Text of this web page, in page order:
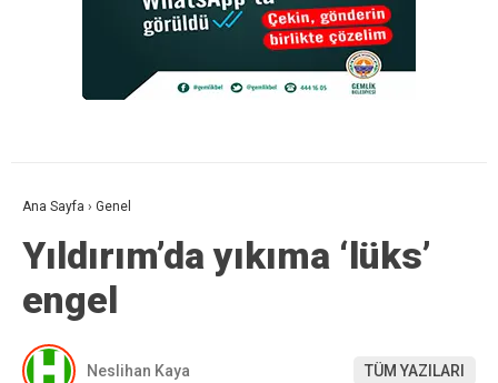
Ana Sayfa › Genel
Yıldırım’da yıkıma ‘lüks’
engel
Neslihan Kaya TÜM YAZILARI